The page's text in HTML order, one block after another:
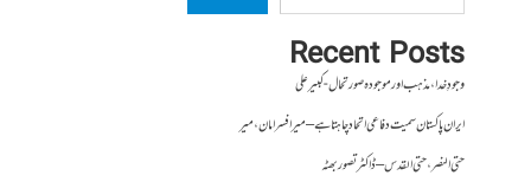
Recent Posts
وجودِ خدا، مذہب اور موجودہ صورتحال- کبیر علی
ایران پاکستان سمیت دفاعی اتحاد چاہتا ہے – میر افسر امان،میر
حتی النصر ، حتی القدس – ڈاکٹر تصور بھٹہ